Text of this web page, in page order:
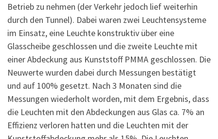
Betrieb zu nehmen (der Verkehr jedoch lief weiterhin
durch den Tunnel). Dabei waren zwei Leuchtensysteme
im Einsatz, eine Leuchte konstruktiv über eine
Glasscheibe geschlossen und die zweite Leuchte mit
einer Abdeckung aus Kunststoff PMMA geschlossen. Die
Neuwerte wurden dabei durch Messungen bestätigt
und auf 100% gesetzt. Nach 3 Monaten sind die
Messungen wiederholt worden, mit dem Ergebnis, dass
die Leuchten mit den Abdeckungen aus Glas ca. 7% an
Effizienz verloren hatten und die Leuchten mit der